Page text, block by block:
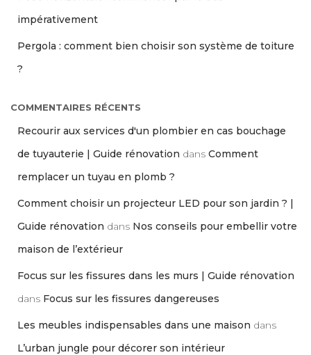
impérativement
Pergola : comment bien choisir son système de toiture
?
COMMENTAIRES RÉCENTS
Recourir aux services d'un plombier en cas bouchage
de tuyauterie | Guide rénovation dans Comment
remplacer un tuyau en plomb ?
Comment choisir un projecteur LED pour son jardin ? |
Guide rénovation dans Nos conseils pour embellir votre
maison de l’extérieur
Focus sur les fissures dans les murs | Guide rénovation
dans Focus sur les fissures dangereuses
Les meubles indispensables dans une maison dans
L’urban jungle pour décorer son intérieur